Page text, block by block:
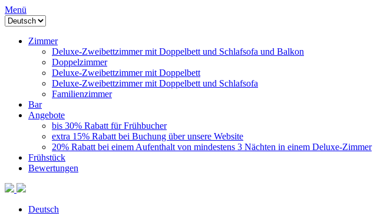
Menü
Zimmer
Deluxe-Zweibettzimmer mit Doppelbett und Schlafsofa und Balkon
Doppelzimmer
Deluxe-Zweibettzimmer mit Doppelbett
Deluxe-Zweibettzimmer mit Doppelbett und Schlafsofa
Familienzimmer
Bar
Angebote
bis 30% Rabatt für Frühbucher
extra 15% Rabatt bei Buchung über unsere Website
20% Rabatt bei einem Aufenthalt von mindestens 3 Nächten in einem Deluxe-Zimmer
Frühstück
Bewertungen
Deutsch